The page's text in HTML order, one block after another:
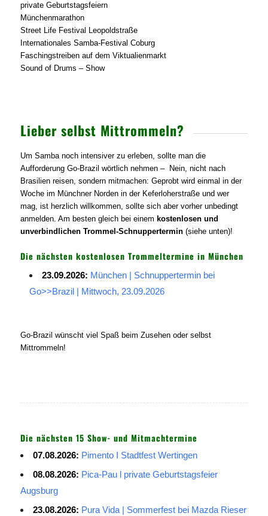
private Geburtstagsfeiern
Münchenmarathon
Street Life Festival Leopoldstraße
Internationales Samba-Festival Coburg
Faschingstreiben auf dem Viktualienmarkt
Sound of Drums – Show
Lieber selbst Mittrommeln?
Um Samba noch intensiver zu erleben, sollte man die
Aufforderung Go-Brazil wörtlich nehmen – Nein, nicht nach
Brasilien reisen, sondern mitmachen: Geprobt wird einmal in der
Woche im Münchner Norden in der Keferloherstraße und wer
mag, ist herzlich willkommen, sollte sich aber vorher unbedingt
anmelden. Am besten gleich bei einem kostenlosen und
unverbindlichen Trommel-Schnuppertermin(siehe unten)!
Die nächsten kostenlosen Trommeltermine in München
23.09.2026: München | Schnuppertermin bei
Go>>Brazil | Mittwoch, 23.09.2026
Go-Brazil wünscht viel Spaß beim Zusehen oder selbst
Mittrommeln!
Die nächsten 15 Show- und Mitmachtermine
07.08.2026: Pimento I Stadtfest Wertingen
08.08.2026: Pica-Pau l private Geburtstagsfeier
Augsburg
23.08.2026: Pura Vida | Sommerfest bei Mazda Rieser